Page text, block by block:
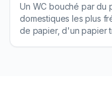
Un WC bouché par du
domestiques les plus
de papier, d'un papier